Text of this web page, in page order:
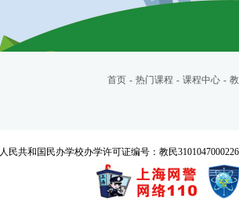
首页 - 热门课程 - 课程中心 -
民共和国民办学校办学许可证编号：教民